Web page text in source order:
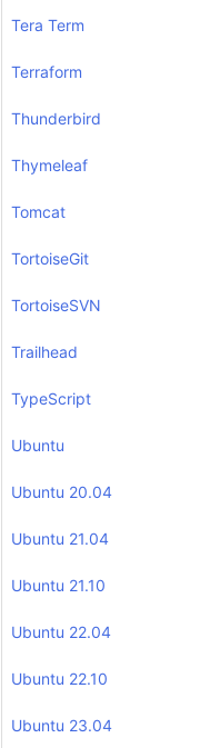
Tera Term
Terraform
Thunderbird
Thymeleaf
Tomcat
TortoiseGit
TortoiseSVN
Trailhead
TypeScript
Ubuntu
Ubuntu 20.04
Ubuntu 21.04
Ubuntu 21.10
Ubuntu 22.04
Ubuntu 22.10
Ubuntu 23.04